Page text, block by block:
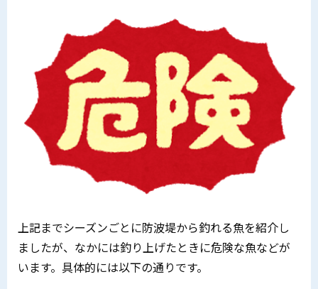
上記までシーズンごとに防波堤から釣れる魚を紹介し
ましたが、なかには釣り上げたときに危険な魚などが
います。具体的には以下の通りです。